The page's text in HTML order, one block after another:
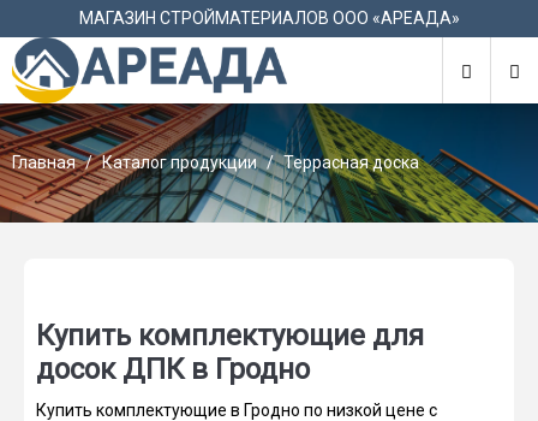
МАГАЗИН СТРОЙМАТЕРИАЛОВ ООО «АРЕАДА»
Главная Каталог продукции Террасная доска
Купить комплектующие для
досок ДПК в Гродно
Купить комплектующие в Гродно по низкой цене с